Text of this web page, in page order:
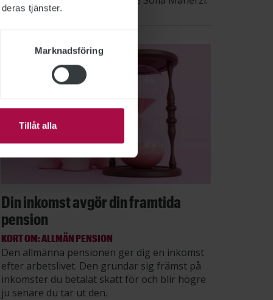
tjänster.
Marknadsföring
Tillåt alla
Din inkomst avgör din framtida
pension
KORT OM: ALLMÄN PENSION
Den allmänna pensionen ger dig en inkomst
efter arbetslivet. Den grundar sig främst på
inkomster du betalat skatt för och blir högre
ju senare du tar ut den.